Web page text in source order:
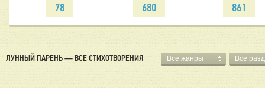
78 680 861
ЛУННЫЙ ПАРЕНЬ — ВСЕ СТИХОТВОРЕНИЯ Все жанры Все